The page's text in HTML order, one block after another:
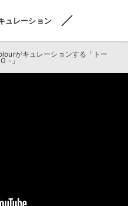
ュレーション
がキュレーションする「トー
-」